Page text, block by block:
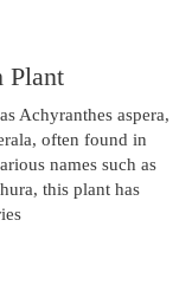
Plant
Achyranthes aspera,
often found in
names such as
this plant has